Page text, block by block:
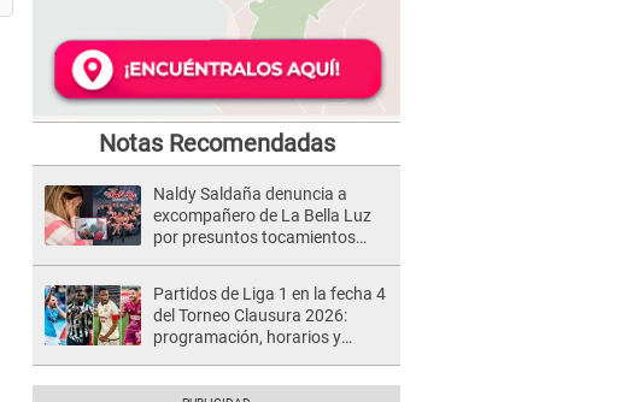
Notas Recomendadas
Naldy Saldaña denuncia a
excompañero de La Bella Luz
por presuntos tocamientos
Partidos de Liga 1 en la fecha 4
del Torneo Clausura 2026:
programación, horarios y